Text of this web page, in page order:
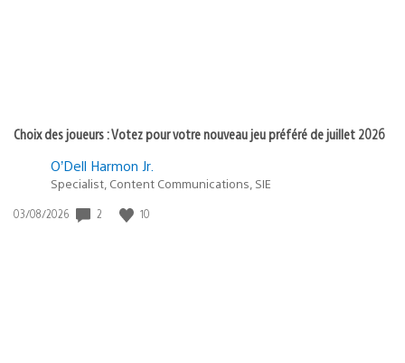
Choix des joueurs : Votez pour votre nouveau jeu préféré de juillet 2026
O’Dell Harmon Jr.
Specialist, Content Communications, SIE
Date
03/08/2026 2 10